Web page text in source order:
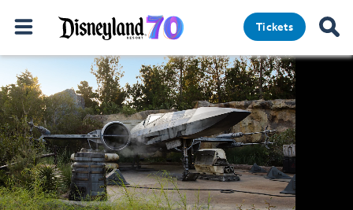
Tickets